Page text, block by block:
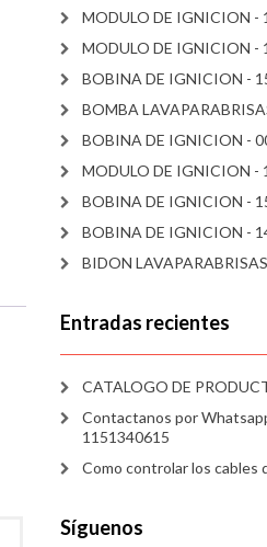
MODULO DE IGNICION -
MODULO DE IGNICION -
BOBINA DE IGNICION -
BOMBA
BOBINA DE IGNICION -
MODULO DE IGNICION -
BOBINA DE IGNICION -
BOBINA DE IGNICION -
BIDON
Entradas recientes
CATALOGO DE
Contactanos por
1151340615
Como controlar los cables
Síguenos